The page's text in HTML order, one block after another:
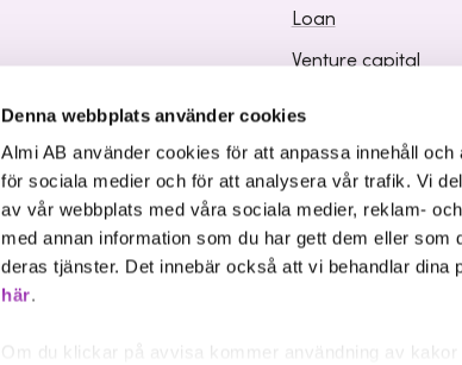
Denna webbplats använder cookies
Almi AB använder cookies för att anpassa innehåll
för sociala medier och för att analysera vår trafik. Vi
av vår webbplats med våra sociala medier, reklam-
med annan information som du har gett dem eller som
deras tjänster. Det innebär också att vi behandlar dina
här.
Om du klickar på avvisa kommer användning av kakor
Loan
Venture capital
Knowledge and